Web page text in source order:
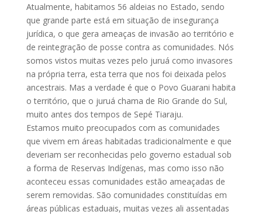
Atualmente, habitamos 56 aldeias no Estado, sendo
que grande parte está em situação de insegurança
jurídica, o que gera ameaças de invasão ao território e
de reintegração de posse contra as comunidades. Nós
somos vistos muitas vezes pelo juruá como invasores
na própria terra, esta terra que nos foi deixada pelos
ancestrais. Mas a verdade é que o Povo Guarani habita
o território, que o juruá chama de Rio Grande do Sul,
muito antes dos tempos de Sepé Tiaraju.
Estamos muito preocupados com as comunidades
que vivem em áreas habitadas tradicionalmente e que
deveriam ser reconhecidas pelo governo estadual sob
a forma de Reservas Indígenas, mas como isso não
aconteceu essas comunidades estão ameaçadas de
serem removidas. São comunidades constituídas em
áreas públicas estaduais, muitas vezes ali assentadas